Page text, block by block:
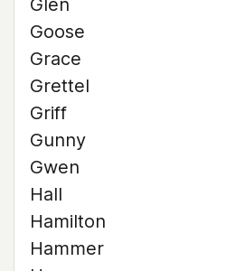
Glen
Goose
Grace
Grettel
Griff
Gunny
Gwen
Hall
Hamilton
Hammer